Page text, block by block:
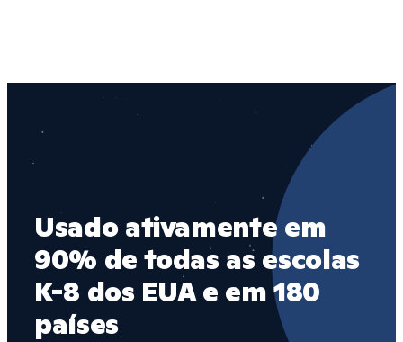
Usado ativamente em
90% de todas as escolas
K-8 dos EUA e em 180
países